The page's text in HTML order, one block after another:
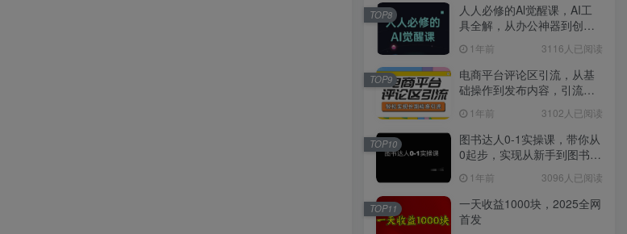
人人必修的Al觉醒课，AI工
具全解，从办公神器到创意
1年前 3116人已阅读
TOP8
电商平台评论区引流，从基
础操作到发布内容，引流技
1年前 3102人已阅读
TOP9
图书达人0-1实操课，带你从
0起步，实现从新手到图书达
1年前 3096人已阅读
TOP10
一天收益1000块，2025全网
首发
TOP11